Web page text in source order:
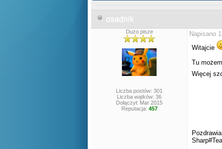
osadnik
Dużo pisze
Liczba postów: 301
Liczba wątków: 36
Dołączył: Mar 2015
Reputacja: 457
Napisano
Witajcie
Tu
Więcej